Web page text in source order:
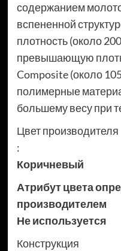
содержанием
вспененной
плотность (около
превышающую
Composite (около
полимерные
большему весу при
Цвет производителя
:
Коричневый
Атрибут цвета
производителем
Не используется
Конструкция